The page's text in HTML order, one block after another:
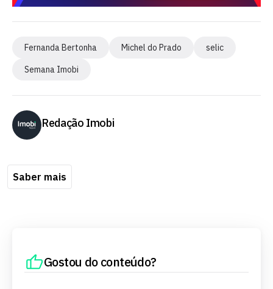
Fernanda Bertonha Michel do Prado
selic
Semana Imobi
Redação Imobi
Saber mais
Gostou do conteúdo?